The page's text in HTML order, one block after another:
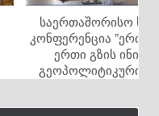
საერთაშორისო
კონფერენცია ”ერთი
ერთი გზის
გეოპოლიტიკური